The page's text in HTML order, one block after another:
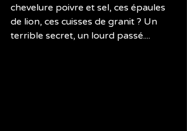
chevelure poivre et sel, ces épaules
de lion, ces cuisses de granit ? Un
terrible secret, un lourd passé....